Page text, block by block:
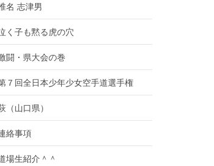
名 志津男
く子も黙る虎の穴
闘・県大会の巻
７回全日本少年少女空手道選手権
（山口県）
絡事項
場生紹介＾＾